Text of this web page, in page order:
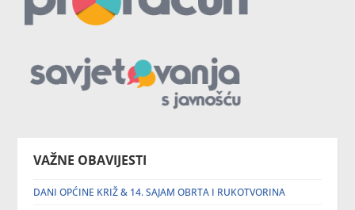
VAŽNE OBAVIJESTI
DANI OPĆINE KRIŽ & 14. SAJAM OBRTA I RUKOTVORINA